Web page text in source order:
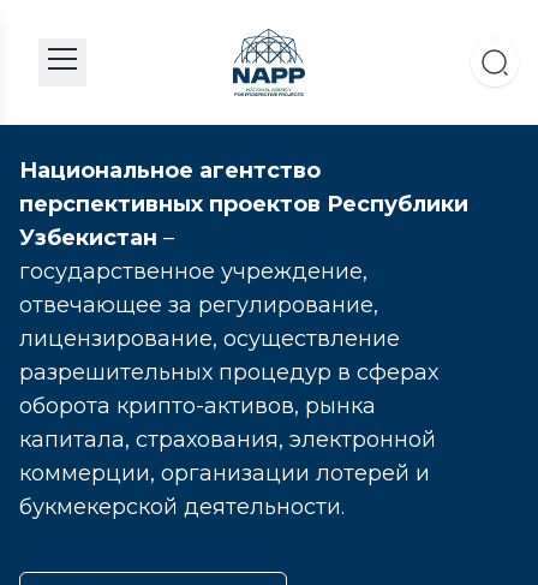
Национальное агентство
перспективных проектов Республики
Узбекистан –
государственное учреждение,
отвечающее за регулирование,
лицензирование, осуществление
разрешительных процедур в сферах
оборота крипто-активов, рынка
капитала, страхования, электронной
коммерции, организации лотерей и
букмекерской деятельности.